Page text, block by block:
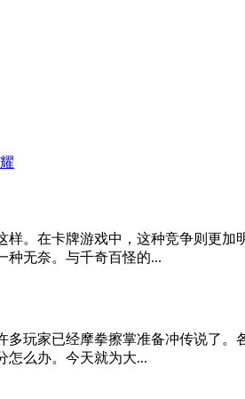
样。在卡牌游戏中，这种竞争则更
种无奈。与千奇百怪的...
玩家已经摩拳擦掌准备冲传说了
怎么办。今天就为大...